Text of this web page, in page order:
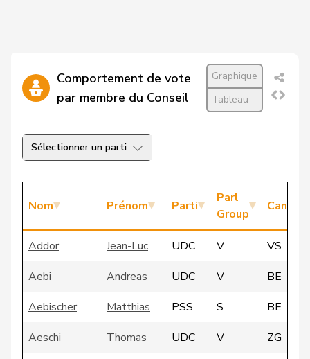
Comportement de vote
par membre du Conseil
Graphique
Tableau
Sélectionner un parti
Nom Prénom Parti
Parl
Group
Canton
Addor Jean-Luc UDC V
VS
Aebi
Andreas UDC V
BE
Aebischer
Matthias PSS S
BE
Aeschi
Thomas UDC V
ZG